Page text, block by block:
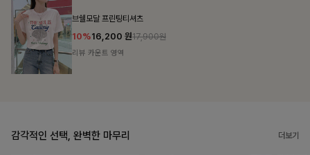
감각적인 선택, 완벽한 마무리 더보기